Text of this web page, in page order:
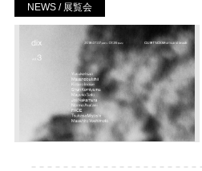
NEWS / 展覧会